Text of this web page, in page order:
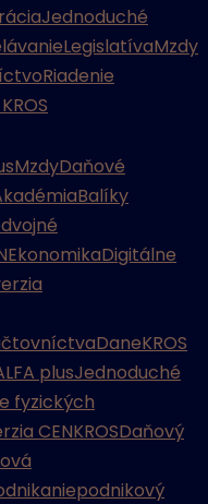
Jednoduché
LegislatívaMzdy
Riadenie
MzdyDaňové
Balíky
EkonomikaDigitálne
DaneKROS
plusJednoduché
fyzických
CENKROSDaňový
podnikový